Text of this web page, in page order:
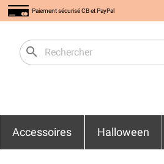
Paiement sécurisé CB et PayPal
search
Accessoires Halloween